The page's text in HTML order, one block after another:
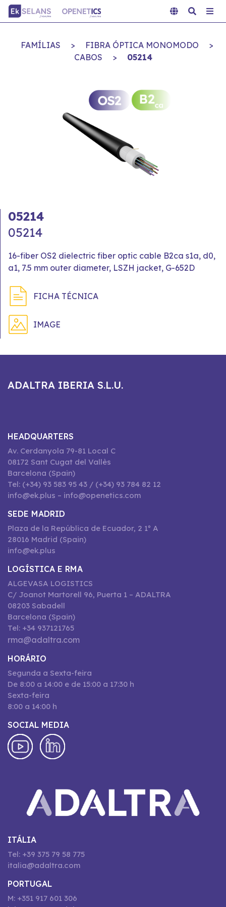
FAMÍLIAS > FIBRA ÓPTICA MONOMODO
>
CABOS
> 05214
05214
05214
16-fiber OS2 dielectric fiber optic cable B2ca s1a, d0,
a1, 7.5 mm outer diameter, LSZH jacket, G-652D
FICHA TÉCNICA
IMAGE
ADALTRA IBERIA S.L.U.
HEADQUARTERS
Av. Cerdanyola 79-81 Local C
08172 Sant Cugat del Vallès
Barcelona (Spain)
Tel: (+34) 93 583 95 43 / (+34) 93 784 82 12
info@ek.plus – info@openetics.com
SEDE MADRID
Plaza de la República de Ecuador, 2 1º A
28016 Madrid (Spain)
info@ek.plus
LOGÍSTICA E RMA
ALGEVASA LOGISTICS
C/ Joanot Martorell 96, Puerta 1 – ADALTRA
08203 Sabadell
Barcelona (Spain)
Tel: +34 937121765
rma@adaltra.com
HORÁRIO
Segunda a Sexta-feira
De 8:00 a 14:00 e de 15:00 a 17:30 h
Sexta-feira
8:00 a 14:00 h
SOCIAL MEDIA
ITÁLIA
Tel: +39 375 79 58 775
italia@adaltra.com
PORTUGAL
M: +351 917 601 306